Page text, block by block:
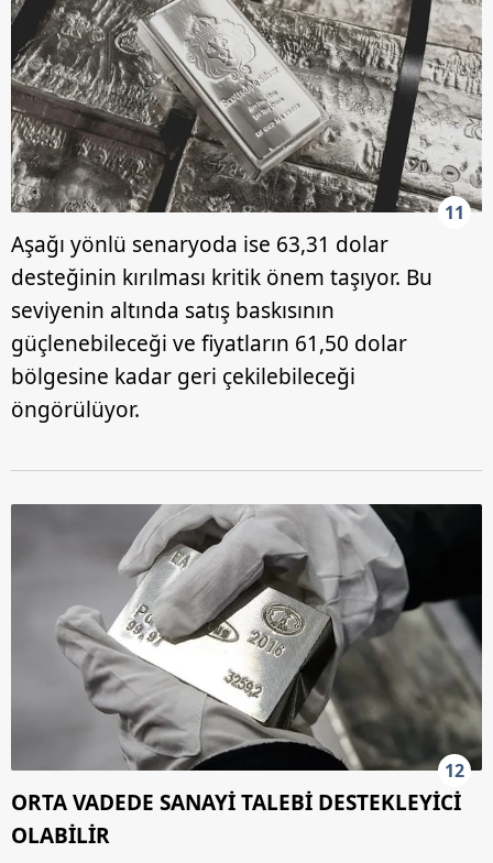
11
Aşağı yönlü senaryoda ise 63,31 dolar
desteğinin kırılması kritik önem taşıyor. Bu
seviyenin altında satış baskısının
güçlenebileceği ve fiyatların 61,50 dolar
bölgesine kadar geri çekilebileceği
öngörülüyor.
12
ORTA VADEDE SANAYİ TALEBİ DESTEKLEYİCİ
OLABİLİR